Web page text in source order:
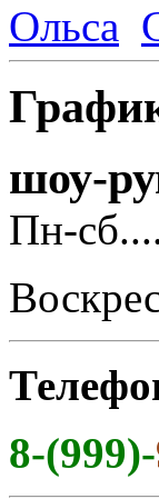
шоу-
Пн-
8-(999)-